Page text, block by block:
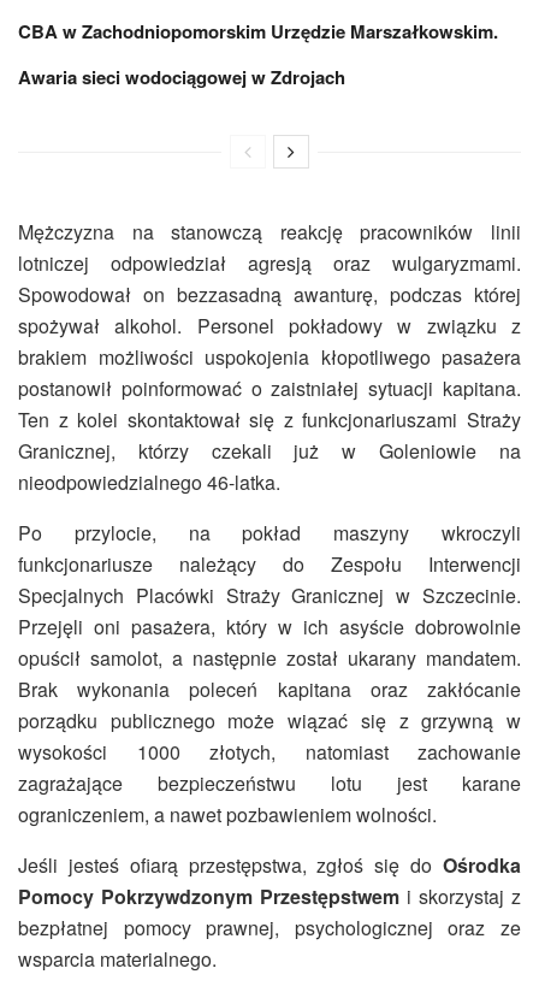
CBA w Zachodniopomorskim Urzędzie Marszałkowskim.
Awaria sieci wodociągowej w Zdrojach
Mężczyzna na stanowczą reakcję pracowników linii
lotniczej odpowiedział agresją oraz wulgaryzmami.
Spowodował on bezzasadną awanturę, podczas której
spożywał alkohol. Personel pokładowy w związku z
brakiem możliwości uspokojenia kłopotliwego pasażera
postanowił poinformować o zaistniałej sytuacji kapitana.
Ten z kolei skontaktował się z funkcjonariuszami Straży
Granicznej, którzy czekali już w Goleniowie na
nieodpowiedzialnego 46-latka.
Po przylocie, na pokład maszyny wkroczyli
funkcjonariusze należący do Zespołu Interwencji
Specjalnych Placówki Straży Granicznej w Szczecinie.
Przejęli oni pasażera, który w ich asyście dobrowolnie
opuścił samolot, a następnie został ukarany mandatem.
Brak wykonania poleceń kapitana oraz zakłócanie
porządku publicznego może wiązać się z grzywną w
wysokości 1000 złotych, natomiast zachowanie
zagrażające bezpieczeństwu lotu jest karane
ograniczeniem, a nawet pozbawieniem wolności.
Jeśli jesteś ofiarą przestępstwa, zgłoś się do Ośrodka
Pomocy Pokrzywdzonym Przestępstwem i skorzystaj z
bezpłatnej pomocy prawnej, psychologicznej oraz ze
wsparcia materialnego.